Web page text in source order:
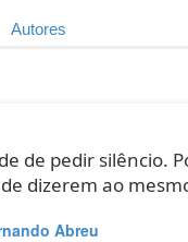
Autores
de pedir silêncio.
dizerem ao
Abreu